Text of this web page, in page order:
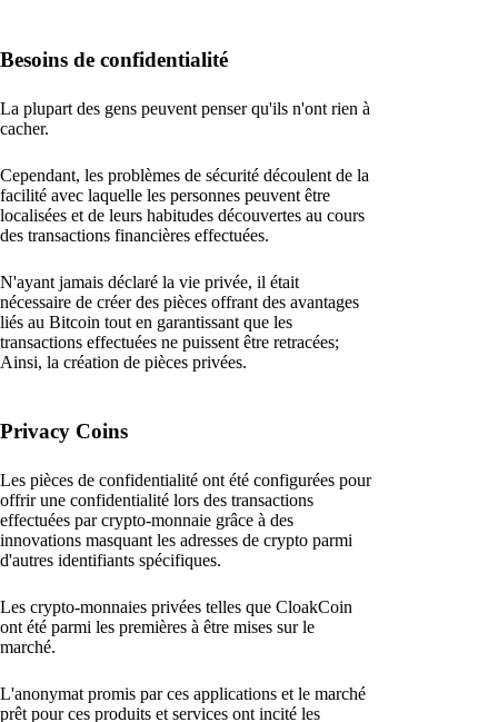
Besoins de confidentialité
La plupart des gens peuvent penser qu'ils n'ont rien à
cacher.
Cependant, les problèmes de sécurité découlent de la
facilité avec laquelle les personnes peuvent être
localisées et de leurs habitudes découvertes au cours
des transactions financières effectuées.
N'ayant jamais déclaré la vie privée, il était
nécessaire de créer des pièces offrant des avantages
liés au Bitcoin tout en garantissant que les
transactions effectuées ne puissent être retracées;
Ainsi, la création de pièces privées.
Privacy Coins
Les pièces de confidentialité ont été configurées pour
offrir une confidentialité lors des transactions
effectuées par crypto-monnaie grâce à des
innovations masquant les adresses de crypto parmi
d'autres identifiants spécifiques.
Les crypto-monnaies privées telles que CloakCoin
ont été parmi les premières à être mises sur le
marché.
L'anonymat promis par ces applications et le marché
prêt pour ces produits et services ont incité les